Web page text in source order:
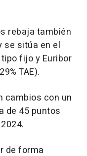
rebaja también
se sitúa en el
fijo y Euribor
TAE).
cambios con un
de 45 puntos
de forma